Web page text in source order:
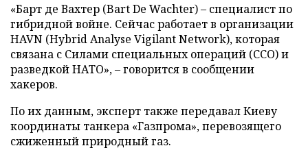
«Барт де Вахтер (Bart De Wachter) – специалист по
гибридной войне. Сейчас работает в организации
HAVN (Hybrid Analyse Vigilant Network), которая
связана с Силами специальных операций (ССО) и
разведкой НАТО», – говорится в сообщении
хакеров.
По их данным, эксперт также передавал Киеву
координаты танкера «Газпрома», перевозящего
сжиженный природный газ.